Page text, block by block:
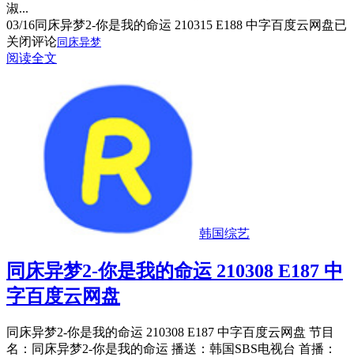
淑...
03/16同床异梦2-你是我的命运 210315 E188 中字百度云网盘已
关闭评论同床异梦
阅读全文
韩国综艺
同床异梦2-你是我的命运 210308 E187 中
字百度云网盘
同床异梦2-你是我的命运 210308 E187 中字百度云网盘 节目
名：同床异梦2-你是我的命运 播送：韩国SBS电视台 首播：